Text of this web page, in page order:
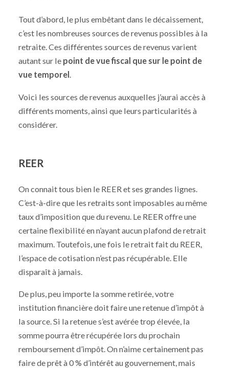
Tout d’abord, le plus embêtant dans le décaissement,
c’est les nombreuses sources de revenus possibles à la
retraite. Ces différentes sources de revenus varient
autant sur le point de vue fiscal que sur le point de
vue temporel .
Voici les sources de revenus auxquelles j’aurai accès à
différents moments, ainsi que leurs particularités à
considérer.
REER
On connait tous bien le REER et ses grandes lignes.
C’est-à-dire que les retraits sont imposables au même
taux d’imposition que du revenu. Le REER offre une
certaine flexibilité en n’ayant aucun plafond de retrait
maximum. Toutefois, une fois le retrait fait du REER,
l’espace de cotisation n’est pas récupérable. Elle
disparaît à jamais.
De plus, peu importe la somme retirée, votre
institution financière doit faire une retenue d’impôt à
la source. Si la retenue s’est avérée trop élevée, la
somme pourra être récupérée lors du prochain
remboursement d’impôt. On n’aime certainement pas
faire de prêt à 0 % d’intérêt au gouvernement, mais